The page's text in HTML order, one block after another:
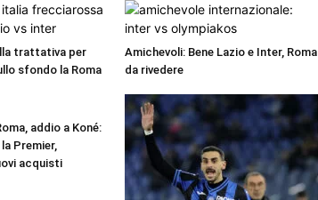
trattativa per
sfondo la Roma
Amichevoli: Bene Lazio e Inter, Roma
da rivedere
addio a Koné:
Premier,
acquisti